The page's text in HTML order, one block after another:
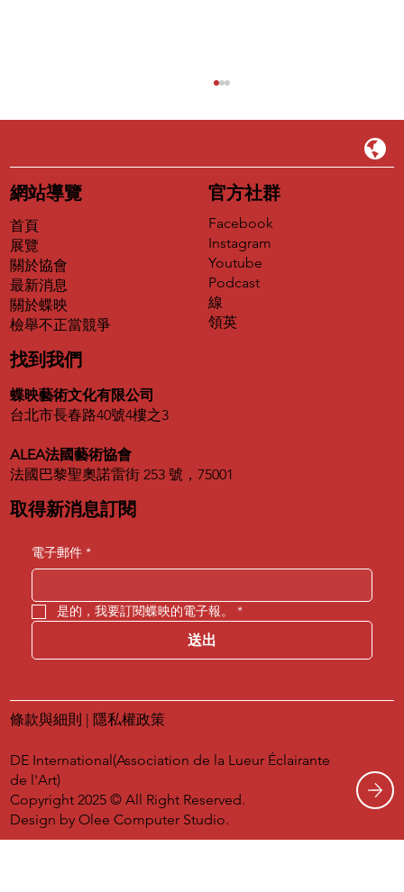
家猗娃登《大藝術家》，以畫筆重新定義
從台東大自然到都市叢林，以療癒系奇幻風格守
網站導覽
首頁
展覽
關於協會
最新消息
關於蝶映
​檢舉不正當競爭
官方社群
Facebook
Instagram
Youtube
Podcast
線
領英
找到我們
蝶映藝術文化有限公司
台北市長春路40號4樓之3
ALEA法國藝術協會
法國巴黎聖奧諾雷街 253 號，75001
取得新消息訂閱
電子郵件 *
是的，我要訂閱蝶映的電子報。 *
送出
條款與細則 | 隱私權政策
DE International(Association de la Lueur Éclairante
de l'Art)
Copyright 2025 © All Right Reserved.
Design byOlee Computer Studio.